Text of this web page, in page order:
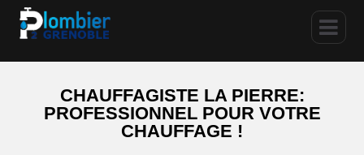
CHAUFFAGISTE LA PIERRE:
PROFESSIONNEL POUR VOTRE
CHAUFFAGE !